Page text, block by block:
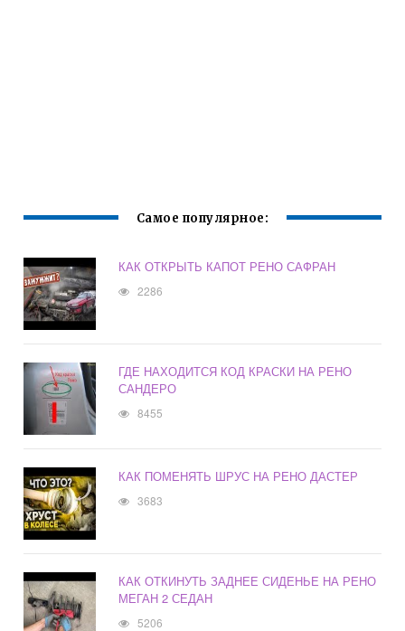
Самое популярное:
КАК ОТКРЫТЬ КАПОТ РЕНО САФРАН
2286
ГДЕ НАХОДИТСЯ КОД КРАСКИ НА РЕНО
САНДЕРО
8455
КАК ПОМЕНЯТЬ ШРУС НА РЕНО ДАСТЕР
3683
КАК ОТКИНУТЬ ЗАДНЕЕ СИДЕНЬЕ НА РЕНО
МЕГАН 2 СЕДАН
5206